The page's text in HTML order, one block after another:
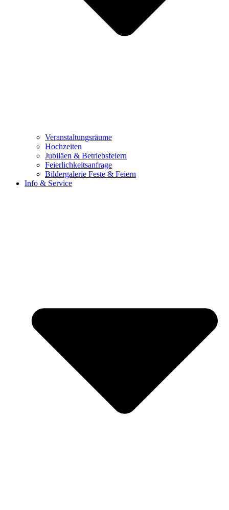
Veranstaltungsräume
Hochzeiten
Jubiläen & Betriebsfeiern
Feierlichkeitsanfrage
Bildergalerie Feste & Feiern
Info & Service